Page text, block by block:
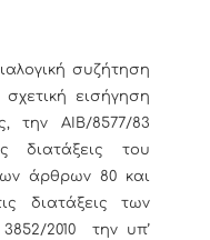
συζήτηση
εισήγηση
την ΑΙΒ/8577/83
διατάξεις του
άρθρων 80 και
διατάξεις των
2010 την υπ’